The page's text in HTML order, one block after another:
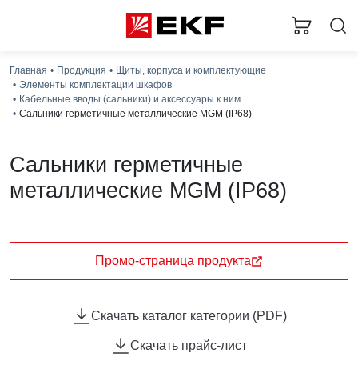
Главная Продукция
Щиты, корпуса и комплектующие
Элементы комплектации шкафов
Кабельные вводы (сальники) и аксессуары к ним
Сальники герметичные металлические MGM (IP68)
Сальники герметичные
металлические MGM (IP68)
проводов и кабелей в распределительные щиты,
распаячные коробки, боксы и для защиты самой сборки
от проникновения внутрь пыли и влаги.
Промо-страница продукта
Скачать каталог категории (PDF)
Скачать прайс-лист